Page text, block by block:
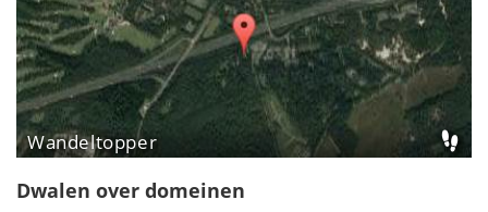
Wandeltopper
Dwalen over domeinen